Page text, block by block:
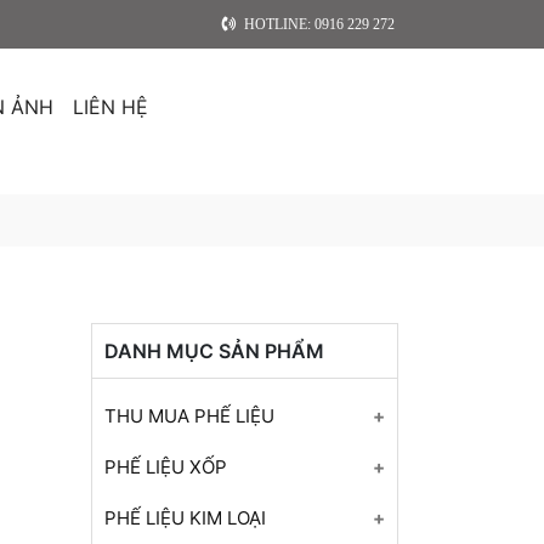
HOTLINE: 0916 229 272
ẢNH LIÊN HỆ
DANH MỤC SẢN PHẨM
THU MUA PHẾ LIỆU
Thu mua phế liệu nhựa
Thu mua phế liệu giấy
PHẾ LIỆU XỐP
Phế liệu xốp
PHẾ LIỆU KIM LOẠI